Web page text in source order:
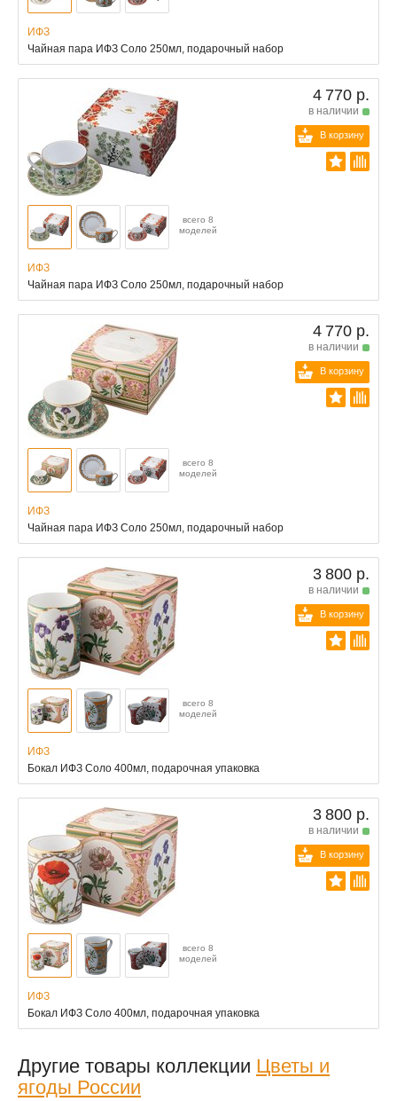
ИФЗ
Чайная пара ИФЗ Соло 250мл, подарочный набор
4 770 р.
в наличии
В корзину
всего 8
моделей
ИФЗ
Чайная пара ИФЗ Соло 250мл, подарочный набор
4 770 р.
в наличии
В корзину
всего 8
моделей
ИФЗ
Чайная пара ИФЗ Соло 250мл, подарочный набор
3 800 р.
в наличии
В корзину
всего 8
моделей
ИФЗ
Бокал ИФЗ Соло 400мл, подарочная упаковка
3 800 р.
в наличии
В корзину
всего 8
моделей
ИФЗ
Бокал ИФЗ Соло 400мл, подарочная упаковка
Другие товары коллекции Цветы и
ягоды России